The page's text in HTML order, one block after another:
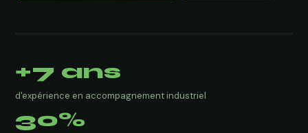
+7 ans
d'expérience en accompagnement industriel
30%